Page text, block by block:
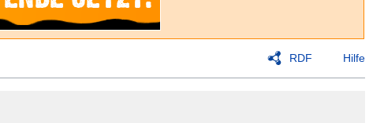
RDF Hilfe